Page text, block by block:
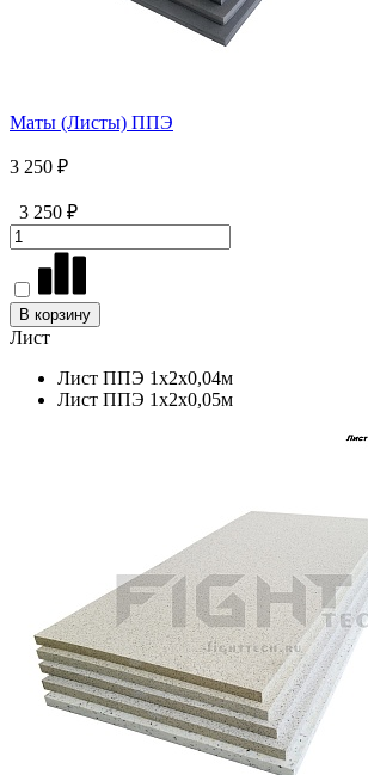
Маты (Листы) ППЭ
3 250 ₽
3 250 ₽
В корзину
Лист
Лист ППЭ 1х2х0,04м
Лист ППЭ 1х2х0,05м